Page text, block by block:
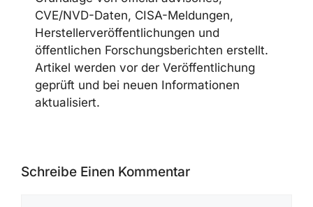
CVE/NVD-Daten, CISA-Meldungen,
Herstellerveröffentlichungen und
öffentlichen Forschungsberichten erstellt.
Artikel werden vor der Veröffentlichung
geprüft und bei neuen Informationen
aktualisiert.
Schreibe Einen Kommentar